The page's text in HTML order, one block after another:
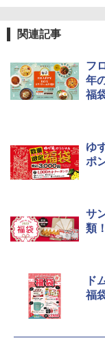
関連記事
フ
年
福
ゆ
ポ
サ
類
ド
福